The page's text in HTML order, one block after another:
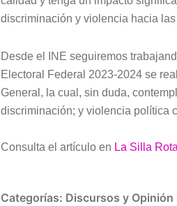
discriminación y violencia hacia
Desde el INE seguiremos
Electoral Federal 2023-2024 se
General, la cual, sin duda,
discriminación; y violencia política
Consulta el artículo en La Silla
Categorías: Discursos y Opinión